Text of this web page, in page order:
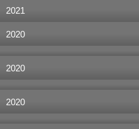
2021
2020
2020
2020